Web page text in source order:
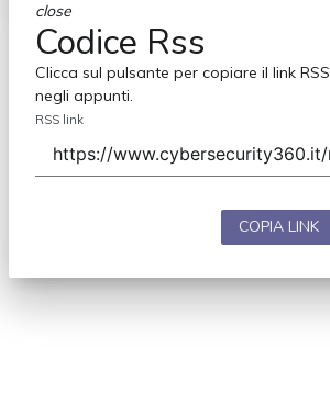
close
Codice Rss
Clicca sul pulsante per copiare il link RSS
negli appunti.
RSS link
COPIA LINK